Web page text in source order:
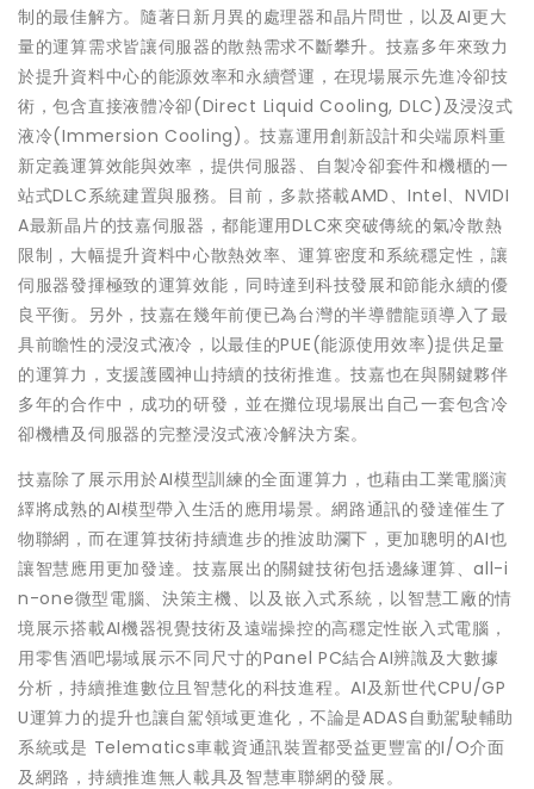
制的最佳解方。隨著日新月異的處理器和晶片問世，以及AI更大
量的運算需求皆讓伺服器的散熱需求不斷攀升。技嘉多年來致力
於提升資料中心的能源效率和永續營運，在現場展示先進冷卻技
術，包含直接液體冷卻(Direct Liquid Cooling, DLC)及浸沒式
液冷(Immersion Cooling)。技嘉運用創新設計和尖端原料重
新定義運算效能與效率，提供伺服器、自製冷卻套件和機櫃的一
站式DLC系統建置與服務。目前，多款搭載AMD、Intel、NVIDI
A最新晶片的技嘉伺服器，都能運用DLC來突破傳統的氣冷散熱
限制，大幅提升資料中心散熱效率、運算密度和系統穩定性，讓
伺服器發揮極致的運算效能，同時達到科技發展和節能永續的優
良平衡。另外，技嘉在幾年前便已為台灣的半導體龍頭導入了最
具前瞻性的浸沒式液冷，以最佳的PUE(能源使用效率)提供足量
的運算力，支援護國神山持續的技術推進。技嘉也在與關鍵夥伴
多年的合作中，成功的研發，並在攤位現場展出自己一套包含冷
卻機槽及伺服器的完整浸沒式液冷解決方案。
技嘉除了展示用於AI模型訓練的全面運算力，也藉由工業電腦演
繹將成熟的AI模型帶入生活的應用場景。網路通訊的發達催生了
物聯網，而在運算技術持續進步的推波助瀾下，更加聰明的AI也
讓智慧應用更加發達。技嘉展出的關鍵技術包括邊緣運算、all-i
n-one微型電腦、決策主機、以及嵌入式系統，以智慧工廠的情
境展示搭載AI機器視覺技術及遠端操控的高穩定性嵌入式電腦，
用零售酒吧場域展示不同尺寸的Panel PC結合AI辨識及大數據
分析，持續推進數位且智慧化的科技進程。AI及新世代CPU/GP
U運算力的提升也讓自駕領域更進化，不論是ADAS自動駕駛輔助
系統或是 Telematics車載資通訊裝置都受益更豐富的I/O介面
及網路，持續推進無人載具及智慧車聯網的發展。